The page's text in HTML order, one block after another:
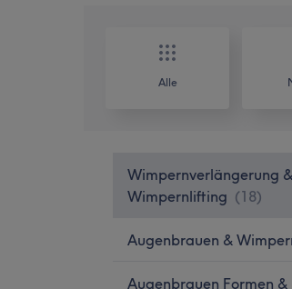
Alle
Wimpernverlängerung &
Wimpernlifting (18)
Augenbrauen &
Augenbrauen Formen &